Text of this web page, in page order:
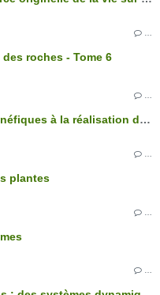
roches - Tome 6
…
Les associations symbiotiques bénéfiques à la réalisation des fonctions physiologiques de l’arbre
plantes